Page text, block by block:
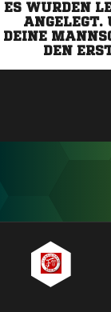
ES WURDEN
ANGELEGT.
DEINE
DEN